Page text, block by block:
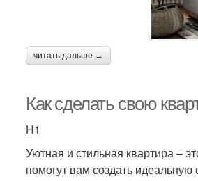
читать дальше →
Как сделать свою
H1
Уютная и стильная квартира –
помогут вам создать идеальную